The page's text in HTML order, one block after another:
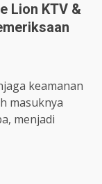
Lion KTV &
keamanan
masuknya
menjadi